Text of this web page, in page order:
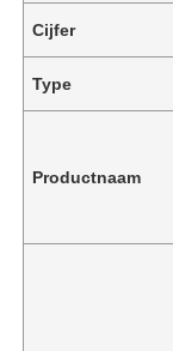
Cijfer
Type
Productnaam